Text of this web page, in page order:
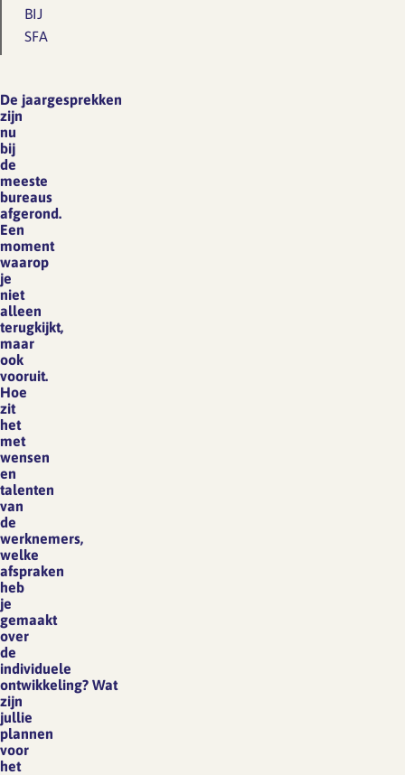
BIJ
SFA
De jaargesprekken
zijn
nu
bij
de
meeste
bureaus
afgerond.
Een
moment
waarop
je
niet
alleen
terugkijkt,
maar
ook
vooruit.
Hoe
zit
het
met
wensen
en
talenten
van
de
werknemers,
welke
afspraken
heb
je
gemaakt
over
de
individuele
ontwikkeling? Wat
zijn
jullie
plannen
voor
het